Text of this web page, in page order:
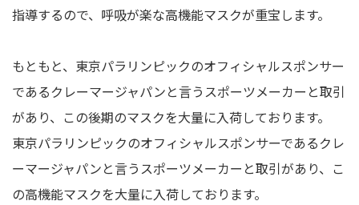
指導するので、呼吸が楽な高機能マスクが重宝します。
もともと、東京パラリンピックのオフィシャルスポンサー
であるクレーマージャパンと言うスポーツメーカーと取引
があり、この後期のマスクを大量に入荷しております。
東京パラリンピックのオフィシャルスポンサーであるクレ
ーマージャパンと言うスポーツメーカーと取引があり、こ
の高機能マスクを大量に入荷しております。